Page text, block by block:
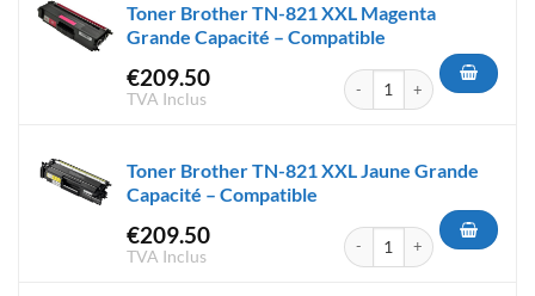
Toner Brother TN-821 XXL Magenta
Grande Capacité – Compatible
€209.50
TVA Inclus
quantité de Toner Brother
Toner Brother TN-821 XXL Jaune Grande
Capacité – Compatible
€209.50
TVA Inclus
quantité de Toner Brother